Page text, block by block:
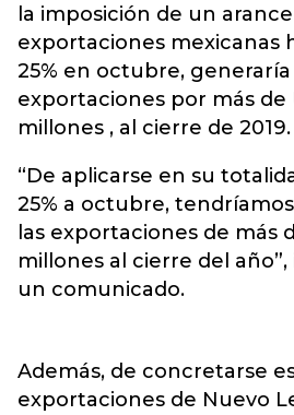
la imposición de un
exportaciones mexicanas
25% en octubre,
exportaciones por más de
millones , al cierre de 2019.
“De aplicarse en su
25% a octubre,
las exportaciones de más
millones al cierre del
un comunicado.
Además, de concretarse
exportaciones de Nuevo